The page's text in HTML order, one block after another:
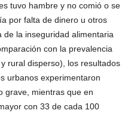
tuvo hambre y no comió o se
por falta de dinero u otros
de la inseguridad alimentaria
con la prevalencia
rural disperso), los resultados
urbanos experimentaron
grave, mientras que en
con 33 de cada 100